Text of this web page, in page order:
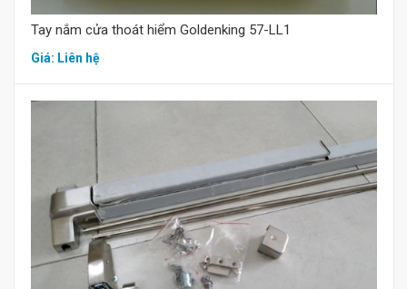
Tay nắm cửa thoát hiểm Goldenking 57-LL1
Giá: Liên hệ
Mua hàng